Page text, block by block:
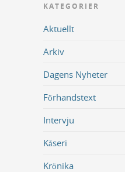
KATEGORIER
Aktuellt
Arkiv
Dagens Nyheter
Förhandstext
Intervju
Kåseri
Krönika